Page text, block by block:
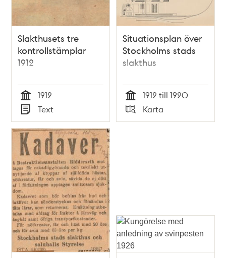
Slakthusets tre
kontrollstämplar
1912
Tid
1912
Typ
Text
Situationsplan över
Stockholms stads
slakthus
Tid
1912 till 1920
Typ
Karta